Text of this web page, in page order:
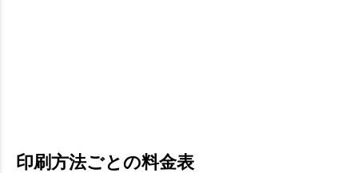
印刷方法ごとの料金表